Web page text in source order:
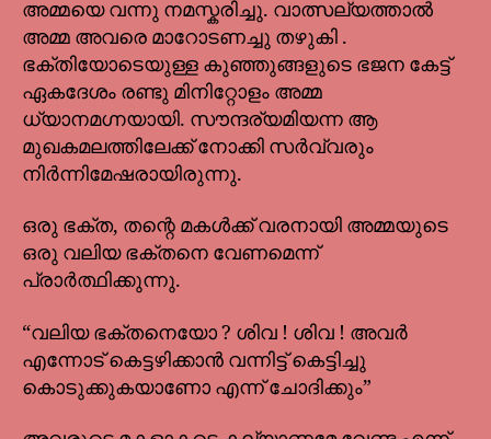
അമ്മയെ വന്നു നമസ്കരിച്ചു. വാത്സല്യത്താൽ
അമ്മ അവരെ മാറോടണച്ചു തഴുകി .
ഭക്തിയോടെയുള്ള കുഞ്ഞുങ്ങളുടെ ഭജന കേട്ട്
ഏകദേശം രണ്ടു മിനിറ്റോളം അമ്മ
ധ്യാനമഗ്നയായി. സൗന്ദര്യമിയന്ന ആ
മുഖകമലത്തിലേക്ക് നോക്കി സർവ്വരും
നിർന്നിമേഷരായിരുന്നു.
ഒരു ഭക്ത, തന്റെ മകൾക്ക് വരനായി അമ്മയുടെ
ഒരു വലിയ ഭക്തനെ വേണമെന്ന്
പ്രാർത്ഥിക്കുന്നു.
“വലിയ ഭക്തനെയോ ? ശിവ ! ശിവ ! അവർ
എന്നോട് കെട്ടഴിക്കാൻ വന്നിട്ട് കെട്ടിച്ചു
കൊടുക്കുകയാണോ എന്ന് ചോദിക്കും”